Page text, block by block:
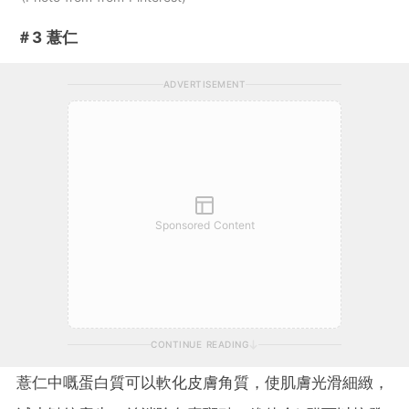
＃3 薏仁
ADVERTISEMENT
Sponsored Content
CONTINUE READING
薏仁中嘅蛋白質可以軟化皮膚角質，使肌膚光滑細緻，